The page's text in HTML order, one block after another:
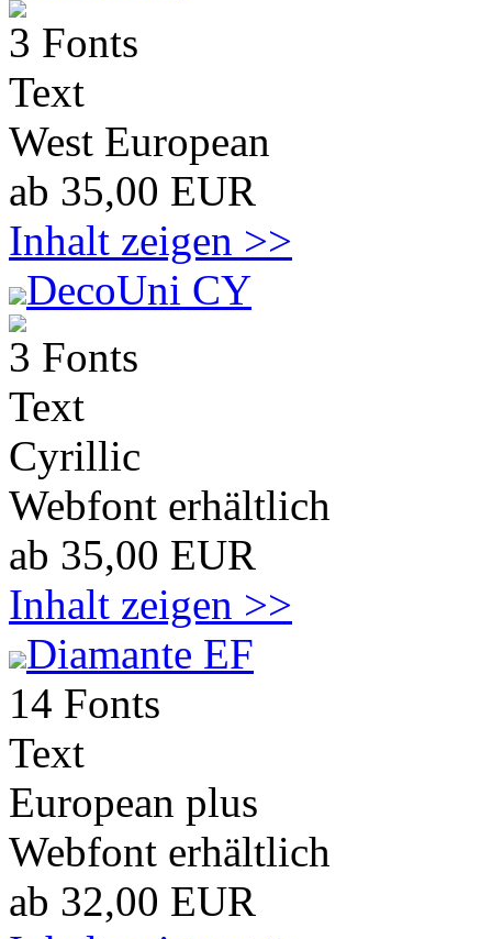
3 Fonts
Text
West European
ab 35,00 EUR
Inhalt zeigen >>
DecoUni CY
3 Fonts
Text
Cyrillic
Webfont erhältlich
ab 35,00 EUR
Inhalt zeigen >>
Diamante EF
14 Fonts
Text
European plus
Webfont erhältlich
ab 32,00 EUR